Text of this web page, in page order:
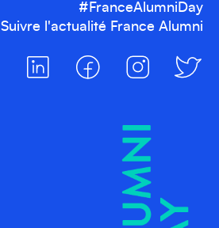
#FranceAlumniDay
Suivre l'actualité France Alumni